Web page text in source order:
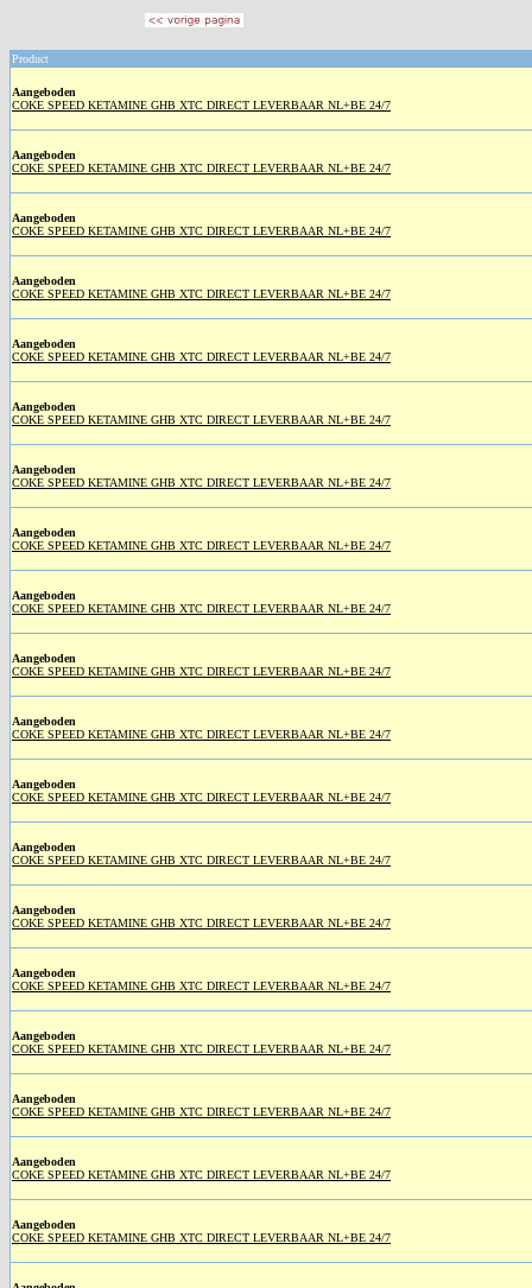
Product
Aangeboden
COKE SPEED KETAMINE GHB XTC DIRECT LEVERBAAR NL+BE 24/7
Aangeboden
COKE SPEED KETAMINE GHB XTC DIRECT LEVERBAAR NL+BE 24/7
Aangeboden
COKE SPEED KETAMINE GHB XTC DIRECT LEVERBAAR NL+BE 24/7
Aangeboden
COKE SPEED KETAMINE GHB XTC DIRECT LEVERBAAR NL+BE 24/7
Aangeboden
COKE SPEED KETAMINE GHB XTC DIRECT LEVERBAAR NL+BE 24/7
Aangeboden
COKE SPEED KETAMINE GHB XTC DIRECT LEVERBAAR NL+BE 24/7
Aangeboden
COKE SPEED KETAMINE GHB XTC DIRECT LEVERBAAR NL+BE 24/7
Aangeboden
COKE SPEED KETAMINE GHB XTC DIRECT LEVERBAAR NL+BE 24/7
Aangeboden
COKE SPEED KETAMINE GHB XTC DIRECT LEVERBAAR NL+BE 24/7
Aangeboden
COKE SPEED KETAMINE GHB XTC DIRECT LEVERBAAR NL+BE 24/7
Aangeboden
COKE SPEED KETAMINE GHB XTC DIRECT LEVERBAAR NL+BE 24/7
Aangeboden
COKE SPEED KETAMINE GHB XTC DIRECT LEVERBAAR NL+BE 24/7
Aangeboden
COKE SPEED KETAMINE GHB XTC DIRECT LEVERBAAR NL+BE 24/7
Aangeboden
COKE SPEED KETAMINE GHB XTC DIRECT LEVERBAAR NL+BE 24/7
Aangeboden
COKE SPEED KETAMINE GHB XTC DIRECT LEVERBAAR NL+BE 24/7
Aangeboden
COKE SPEED KETAMINE GHB XTC DIRECT LEVERBAAR NL+BE 24/7
Aangeboden
COKE SPEED KETAMINE GHB XTC DIRECT LEVERBAAR NL+BE 24/7
Aangeboden
COKE SPEED KETAMINE GHB XTC DIRECT LEVERBAAR NL+BE 24/7
Aangeboden
COKE SPEED KETAMINE GHB XTC DIRECT LEVERBAAR NL+BE 24/7